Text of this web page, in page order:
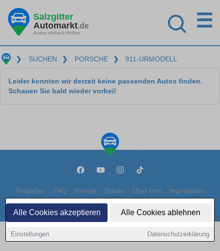
Alle Cookies akzeptieren Alle Cookies ablehnen
Einstellungen Datenschutzerklärung
Salzgitter
Automarkt.de
Autos einfach finden
☰
❯ SUCHEN ❯ PORSCHE ❯ 911-URMODELL
Leider konnten wir derzeit keine passenden Autos finden.
Schauen Sie bald wieder vorbei!
Ratgeber FAQ Presse Städte Über Uns Impressum
Datenschutz Cookies
Copyright © 2000 - 2026 | 1A Infosysteme GmbH | Content by: 1a-sites-autos